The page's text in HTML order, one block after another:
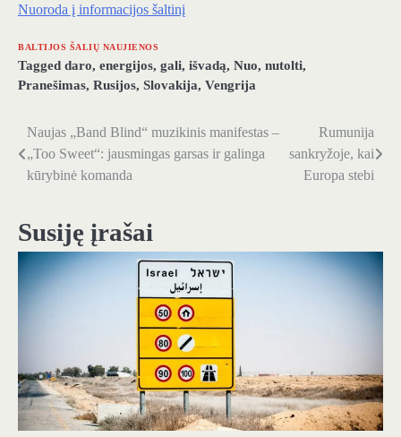
Nuoroda į informacijos šaltinį
BALTIJOS ŠALIŲ NAUJIENOS
Tagged daro, energijos, gali, išvadą, Nuo, nutolti,
Pranešimas, Rusijos, Slovakija, Vengrija
Navigacija
tarp
Naujas „Band Blind“ muzikinis manifestas –
„Too Sweet“: jausmingas garsas ir galinga
kūrybinė komanda
Rumunija
sankryžoje, kai
Europa stebi
Susiję įrašai